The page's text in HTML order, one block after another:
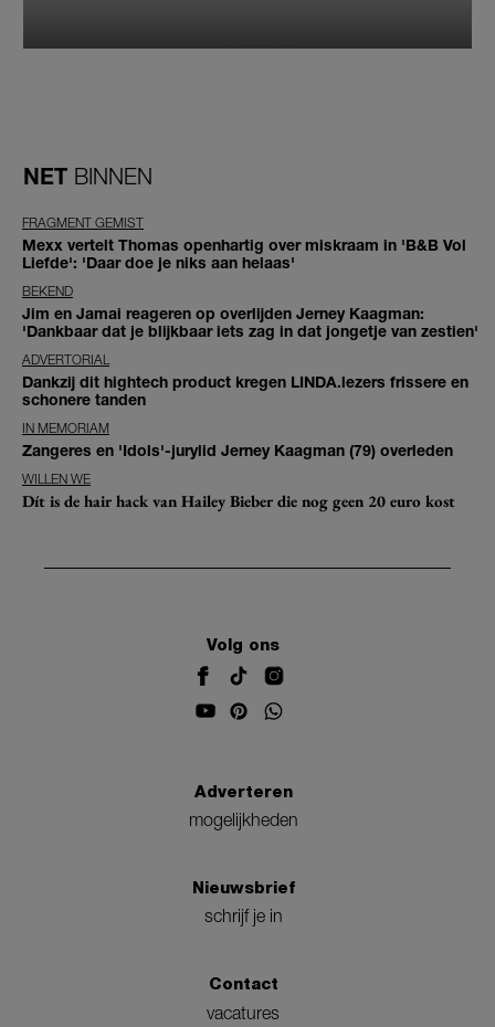
NET BINNEN
FRAGMENT GEMIST
Mexx vertelt Thomas openhartig over miskraam in 'B&B Vol
Liefde': 'Daar doe je niks aan helaas'
BEKEND
Jim en Jamai reageren op overlijden Jerney Kaagman:
'Dankbaar dat je blijkbaar iets zag in dat jongetje van zestien'
ADVERTORIAL
Dankzij dit hightech product kregen LINDA.lezers frissere en
schonere tanden
IN MEMORIAM
Zangeres en 'Idols'-jurylid Jerney Kaagman (79) overleden
WILLEN WE
Dít is de hair hack van Hailey Bieber die nog geen 20 euro kost
Volg ons
Adverteren
mogelijkheden
Nieuwsbrief
schrijf je in
Contact
vacatures